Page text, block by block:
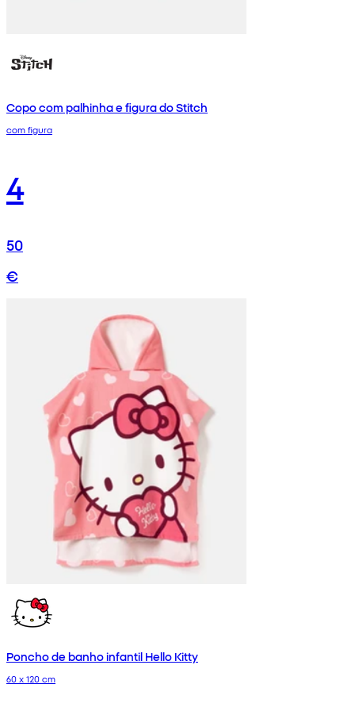
Copo com palhinha e figura do Stitch
com figura
4
50
€
Poncho de banho infantil Hello Kitty
60 x 120 cm